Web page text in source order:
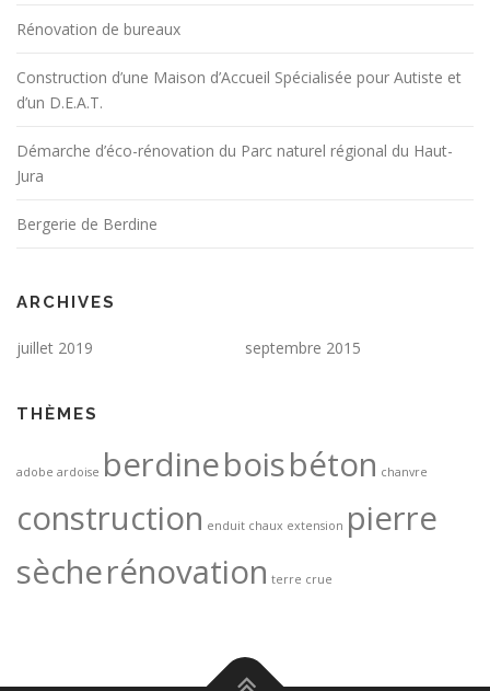
Rénovation de bureaux
Construction d’une Maison d’Accueil Spécialisée pour Autiste et
d’un D.E.A.T.
Démarche d’éco-rénovation du Parc naturel régional du Haut-
Jura
Bergerie de Berdine
ARCHIVES
juillet 2019 septembre 2015
THÈMES
adobe ardoise berdineboisbéton chanvre
construction enduit chaux extension pierre
sècherénovation terre crue